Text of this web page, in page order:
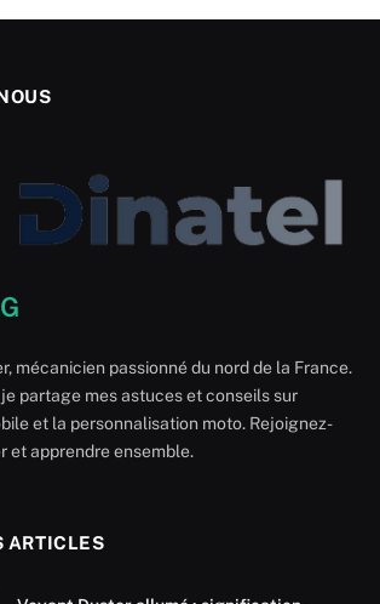
mécanicien passionné du nord de la France.
partage mes astuces et conseils sur
et la personnalisation moto. Rejoignez-
et apprendre ensemble.
ARTICLES